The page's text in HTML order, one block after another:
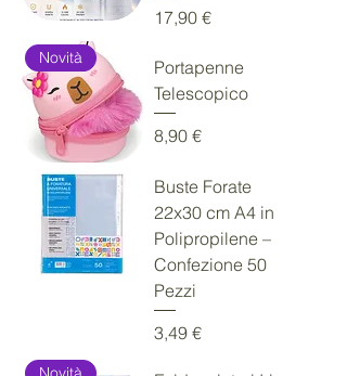
Prezzo
17,90 €
Novità
Portapenne
Telescopico
Prezzo
8,90 €
Buste Forate
22x30 cm A4 in
Polipropilene –
Confezione 50
Pezzi
Prezzo
3,49 €